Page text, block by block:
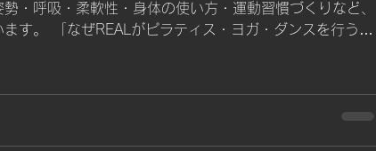
けは、結婚後の体型変化でした。 以前着ていたお気に入
りの服が着られなくなり、周囲から「太ったね」と言わ
とって大きなショックでした。 「周りからどう見られて
いるんだろう。」 「また太ったと思われているかもしれ
・呼吸・柔軟性・身体の使い方・運動習慣づくりなど、
す。 「なぜREALがピラティス・ヨガ・ダンスを行うの
を行います。 ヨガ（60分） 水曜日 10:00〜 呼吸ととも
上を目指します。 ダンスレッスン（30分） 金曜日